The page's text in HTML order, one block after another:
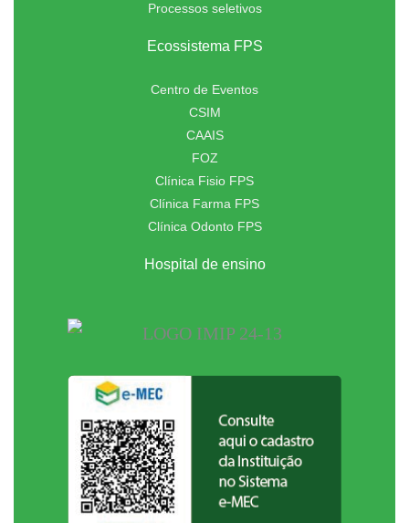
Processos seletivos
Ecossistema FPS
Centro de Eventos
CSIM
CAAIS
FOZ
Clínica Fisio FPS
Clínica Farma FPS
Clínica Odonto FPS
Hospital de ensino